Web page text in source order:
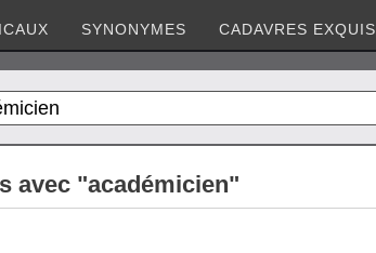
SYNONYMES CADAVRES EXQUIS
avec "académicien"